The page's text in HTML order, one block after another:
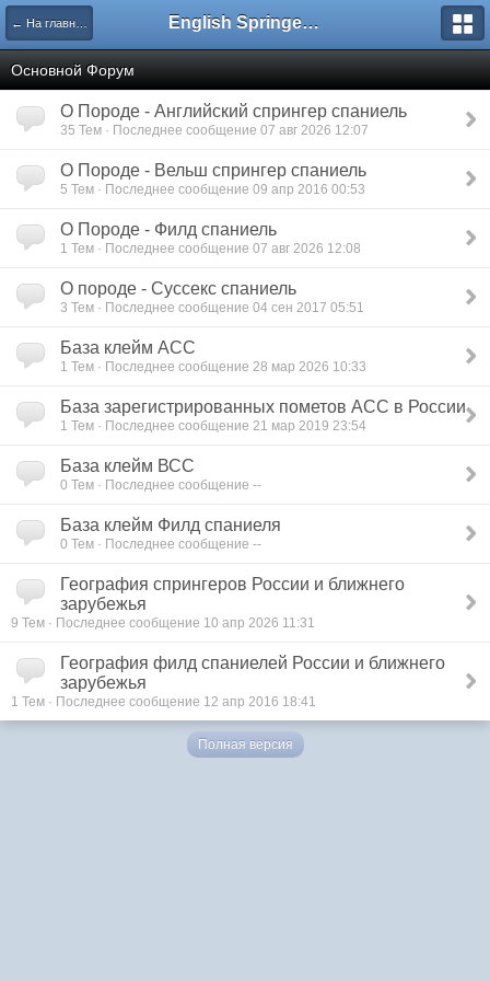
← На главную English Springer Spaniel Club
Основной Форум
О Породе - Английский спрингер спаниель
35 Тем · Последнее сообщение 07 авг 2026 12:07
О Породе - Вельш спрингер спаниель
5 Тем · Последнее сообщение 09 апр 2016 00:53
О Породе - Филд спаниель
1 Тем · Последнее сообщение 07 авг 2026 12:08
О породе - Суссекс спаниель
3 Тем · Последнее сообщение 04 сен 2017 05:51
База клейм АСС
1 Тем · Последнее сообщение 28 мар 2026 10:33
База зарегистрированных пометов АСС в России
1 Тем · Последнее сообщение 21 мар 2019 23:54
База клейм ВСС
0 Тем · Последнее сообщение --
База клейм Филд спаниеля
0 Тем · Последнее сообщение --
География спрингеров России и ближнего
зарубежья
9 Тем · Последнее сообщение 10 апр 2026 11:31
География филд спаниелей России и ближнего
зарубежья
1 Тем · Последнее сообщение 12 апр 2016 18:41
Полная версия